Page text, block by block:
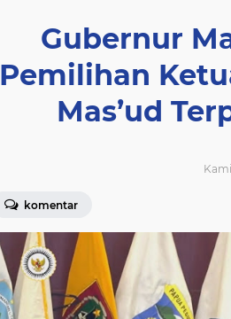
Gubernur
Pemilihan
Mas’ud
komentar